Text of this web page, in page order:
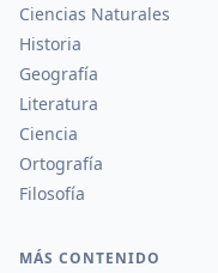
Ciencias Naturales
Historia
Geografía
Literatura
Ciencia
Ortografía
Filosofía
MÁS CONTENIDO